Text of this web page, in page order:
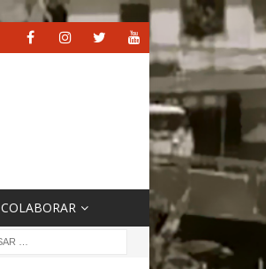
COLABORAR